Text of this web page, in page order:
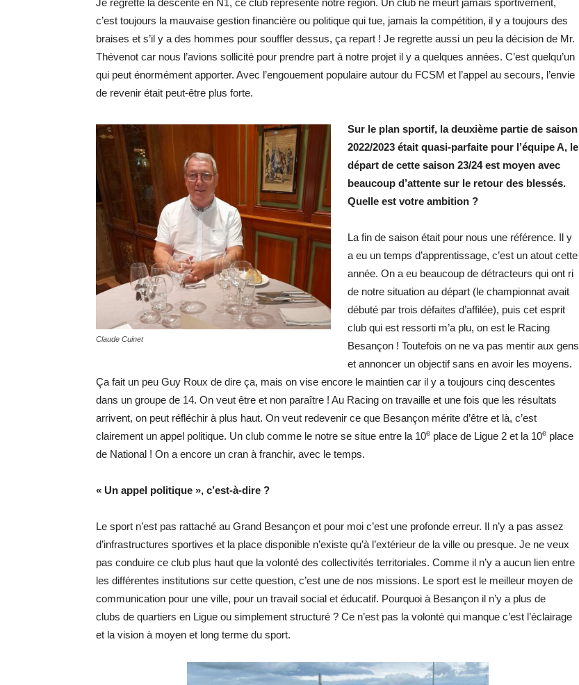
Je regrette la descente en N1, ce club représente notre région. Un club ne meurt jamais sportivement,
c’est toujours la mauvaise gestion financière ou politique qui tue, jamais la compétition, il y a toujours des
braises et s’il y a des hommes pour souffler dessus, ça repart ! Je regrette aussi un peu la décision de Mr.
Thévenot car nous l’avions sollicité pour prendre part à notre projet il y a quelques années. C’est quelqu’un
qui peut énormément apporter. Avec l’engouement populaire autour du FCSM et l’appel au secours, l’envie
de revenir était peut-être plus forte.
Claude Cuinet
Sur le plan sportif, la deuxième partie de saison
2022/2023 était quasi-parfaite pour l’équipe A, le
départ de cette saison 23/24 est moyen avec
beaucoup d’attente sur le retour des blessés.
Quelle est votre ambition ?
La fin de saison était pour nous une référence. Il y
a eu un temps d’apprentissage, c’est un atout cette
année. On a eu beaucoup de détracteurs qui ont ri
de notre situation au départ (le championnat avait
débuté par trois défaites d’affilée), puis cet esprit
club qui est ressorti m’a plu, on est le Racing
Besançon ! Toutefois on ne va pas mentir aux gens
et annoncer un objectif sans en avoir les moyens.
Ça fait un peu Guy Roux de dire ça, mais on vise encore le maintien car il y a toujours cinq descentes
dans un groupe de 14. On veut être et non paraître ! Au Racing on travaille et une fois que les résultats
arrivent, on peut réfléchir à plus haut. On veut redevenir ce que Besançon mérite d’être et là, c’est
clairement un appel politique. Un club comme le notre se situe entre la 10e place de Ligue 2 et la 10e place
de National ! On a encore un cran à franchir, avec le temps.
« Un appel politique », c’est-à-dire ?
Le sport n’est pas rattaché au Grand Besançon et pour moi c’est une profonde erreur. Il n’y a pas assez
d’infrastructures sportives et la place disponible n’existe qu’à l’extérieur de la ville ou presque. Je ne veux
pas conduire ce club plus haut que la volonté des collectivités territoriales. Comme il n’y a aucun lien entre
les différentes institutions sur cette question, c’est une de nos missions. Le sport est le meilleur moyen de
communication pour une ville, pour un travail social et éducatif. Pourquoi à Besançon il n’y a plus de
clubs de quartiers en Ligue ou simplement structuré ? Ce n’est pas la volonté qui manque c’est l’éclairage
et la vision à moyen et long terme du sport.